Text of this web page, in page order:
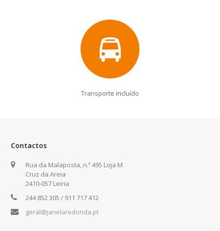
Transporte incluído
Contactos
Rua da Malaposta, n.º 495 Loja M
Cruz da Areia
2410-057 Leiria
244 852 305 / 911 717 412
geral@janelaredonda.pt